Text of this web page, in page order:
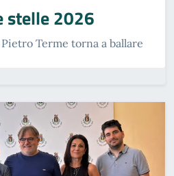
stelle 2026
Pietro Terme torna a ballare